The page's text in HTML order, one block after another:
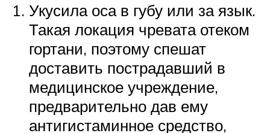
Укусила оса в губу или за язык.
Такая локация чревата отеком
гортани, поэтому спешат
доставить пострадавший в
медицинское учреждение,
предварительно дав ему
антигистаминное средство,